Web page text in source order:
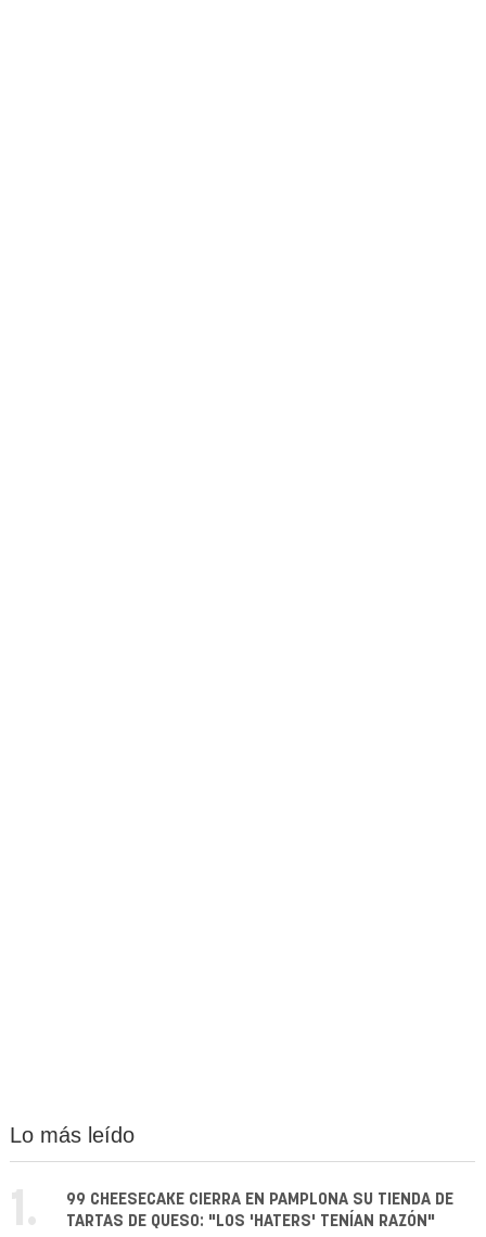
Lo más leído
1.
99 CHEESECAKE CIERRA EN PAMPLONA SU TIENDA DE
TARTAS DE QUESO: "LOS 'HATERS' TENÍAN RAZÓN"